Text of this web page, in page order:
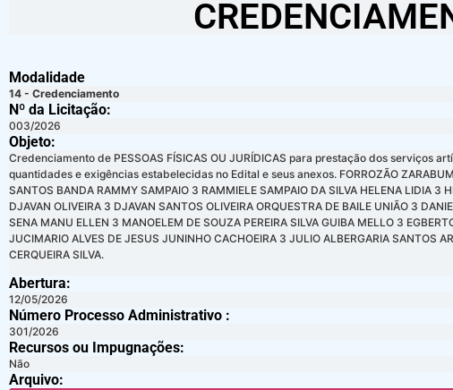
Modalidade
14 - Credenciamento
Nº da Licitação: ​​
003/2026
Objeto:
Credenciamento de PESSOAS FÍSICAS OU JURÍDICAS para prestação dos
quantidades e exigências estabelecidas no Edital e seus anexos. FORROZÃO
SANTOS BANDA RAMMY SAMPAIO 3 RAMMIELE SAMPAIO DA SILVA HELENA LIDIA 3
DJAVAN OLIVEIRA 3 DJAVAN SANTOS OLIVEIRA ORQUESTRA DE BAILE UNIÃO 3
SENA MANU ELLEN 3 MANOELEM DE SOUZA PEREIRA SILVA GUIBA MELLO 3
JUCIMARIO ALVES DE JESUS JUNINHO CACHOEIRA 3 JULIO ALBERGARIA SANTOS
CERQUEIRA SILVA.
Abertura:
12/05/2026
Número Processo Administrativo :
301/2026
Recursos ou Impugnações: ​
Não
Arquivo: